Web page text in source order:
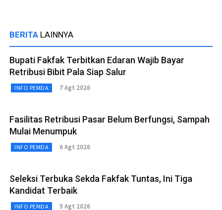
BERITA LAINNYA
Bupati Fakfak Terbitkan Edaran Wajib Bayar
Retribusi Bibit Pala Siap Salur
INFO PEMDA 7 Agt 2026
Fasilitas Retribusi Pasar Belum Berfungsi, Sampah
Mulai Menumpuk
INFO PEMDA 6 Agt 2026
Seleksi Terbuka Sekda Fakfak Tuntas, Ini Tiga
Kandidat Terbaik
INFO PEMDA 5 Agt 2026